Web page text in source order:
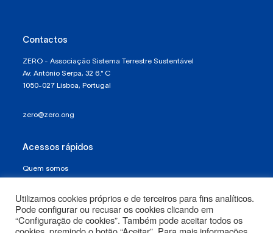
Contactos
ZERO - Associação Sistema Terrestre Sustentável
Av. António Serpa, 32 6.° C
1050-027 Lisboa, Portugal
zero@zero.ong
Acessos rápidos
Quem somos
Termos e Condições
Utilizamos cookies próprios e de terceiros para fins analíticos.
Pode configurar ou recusar os cookies clicando em
“Configuração de cookies”. Também pode aceitar todos os